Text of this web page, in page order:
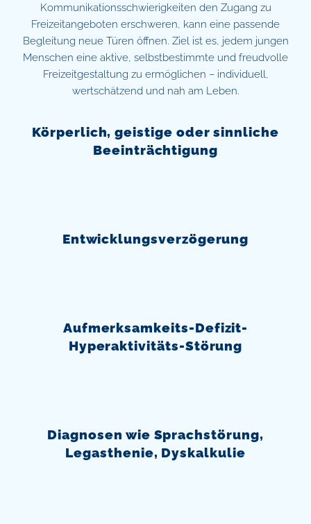
Kommunikationsschwierigkeiten den Zugang zu
Freizeitangeboten erschweren, kann eine passende
Begleitung neue Türen öffnen. Ziel ist es, jedem jungen
Menschen eine aktive, selbstbestimmte und freudvolle
Freizeitgestaltung zu ermöglichen – individuell,
wertschätzend und nah am Leben.
Körperlich, geistige oder sinnliche
Beeinträchtigung
Entwicklungsverzögerung
Aufmerksamkeits-Defizit-
Hyperaktivitäts-Störung
Diagnosen wie Sprachstörung,
Legasthenie, Dyskalkulie